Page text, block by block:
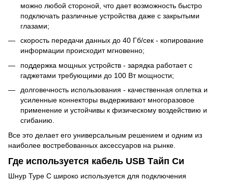
можно любой стороной, что дает возможность быстро
подключать различные устройства даже с закрытыми
глазами;
скорость передачи данных до 40 Гб/сек - копирование
информации происходит мгновенно;
поддержка мощных устройств - зарядка работает с
гаджетами требующими до 100 Вт мощности;
долговечность использования - качественная оплетка и
усиленные коннекторы выдерживают многоразовое
применение и устойчивы к физическому воздействию и
сгибанию.
Все это делает его универсальным решением и одним из
наиболее востребованных аксессуаров на рынке.
Где используется кабель USB Тайп Си
Шнур Type C широко используется для подключения